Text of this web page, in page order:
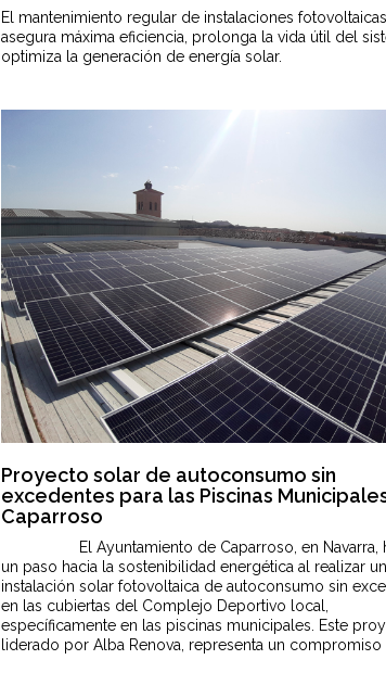
El mantenimiento regular de instalaciones fotovoltaicas
asegura máxima eficiencia, prolonga la vida útil del
optimiza la generación de energía solar.
Proyecto solar de autoconsumo sin
excedentes para las Piscinas
Caparroso
El Ayuntamiento de Caparroso, en Navarra,
un paso hacia la sostenibilidad energética al realizar
instalación solar fotovoltaica de autoconsumo sin
en las cubiertas del Complejo Deportivo local,
específicamente en las piscinas municipales. Este
liderado por Alba Renova, representa un compromiso